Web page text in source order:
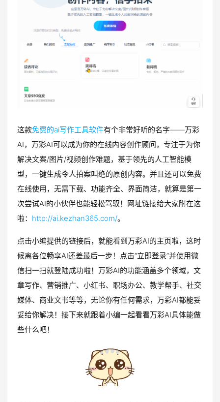
这款免费的ai写作工具软件有个非常好听的名字——万彩
AI，万彩AI可以成为你的在线内容创作顾问，专注于为你
解决文案/图片/视频创作难题，基于领先的人工智能模
型，一键生成令人拍案叫绝的原创内容。并且还可以免费
在线使用，无需下载、功能齐全、界面简洁，就算是第一
次尝试AI的小伙伴也能轻松驾驭！网址链接给大家附在这
啦： http://ai.kezhan365.com/。
点击小编提供的链接后，就能看到万彩AI的主页啦，这时
候离各位畅享AI还差最后一步！点击“立即登录”并使用微
信扫一扫就登陆成功啦！万彩AI的功能涵盖多个领域，文
章写作、营销推广、小红书、职场办公、教学帮手、社交
媒体、商业文书等等，无论你有任何需求，万彩AI都能妥
妥给你解决！接下来就跟着小编一起看看万彩AI具体能做
些什么吧！